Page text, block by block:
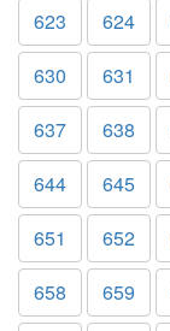
623
624
630
631
637
638
644
645
651
652
658
659